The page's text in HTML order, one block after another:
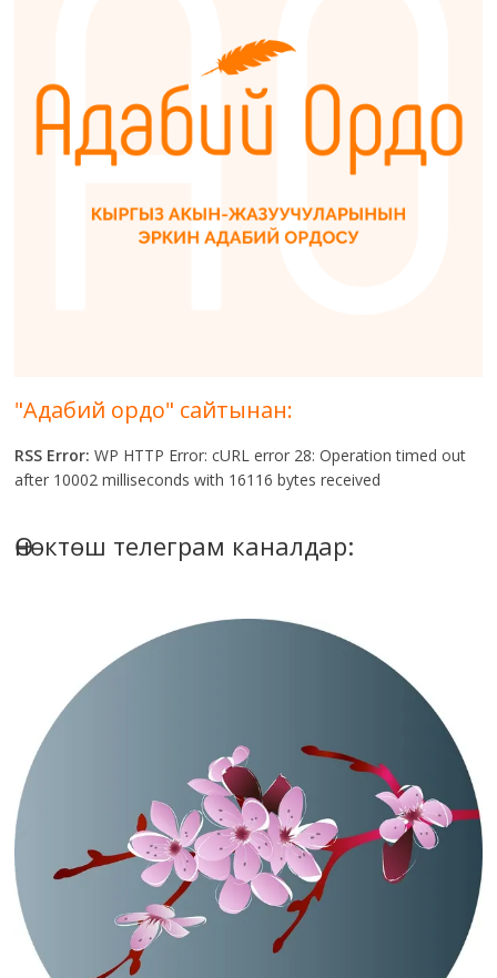
"Адабий ордо" сайтынан:
RSS Error: WP HTTP Error: cURL error 28: Operation timed out
after 10002 milliseconds with 16116 bytes received
Өнөктөш телеграм каналдар: